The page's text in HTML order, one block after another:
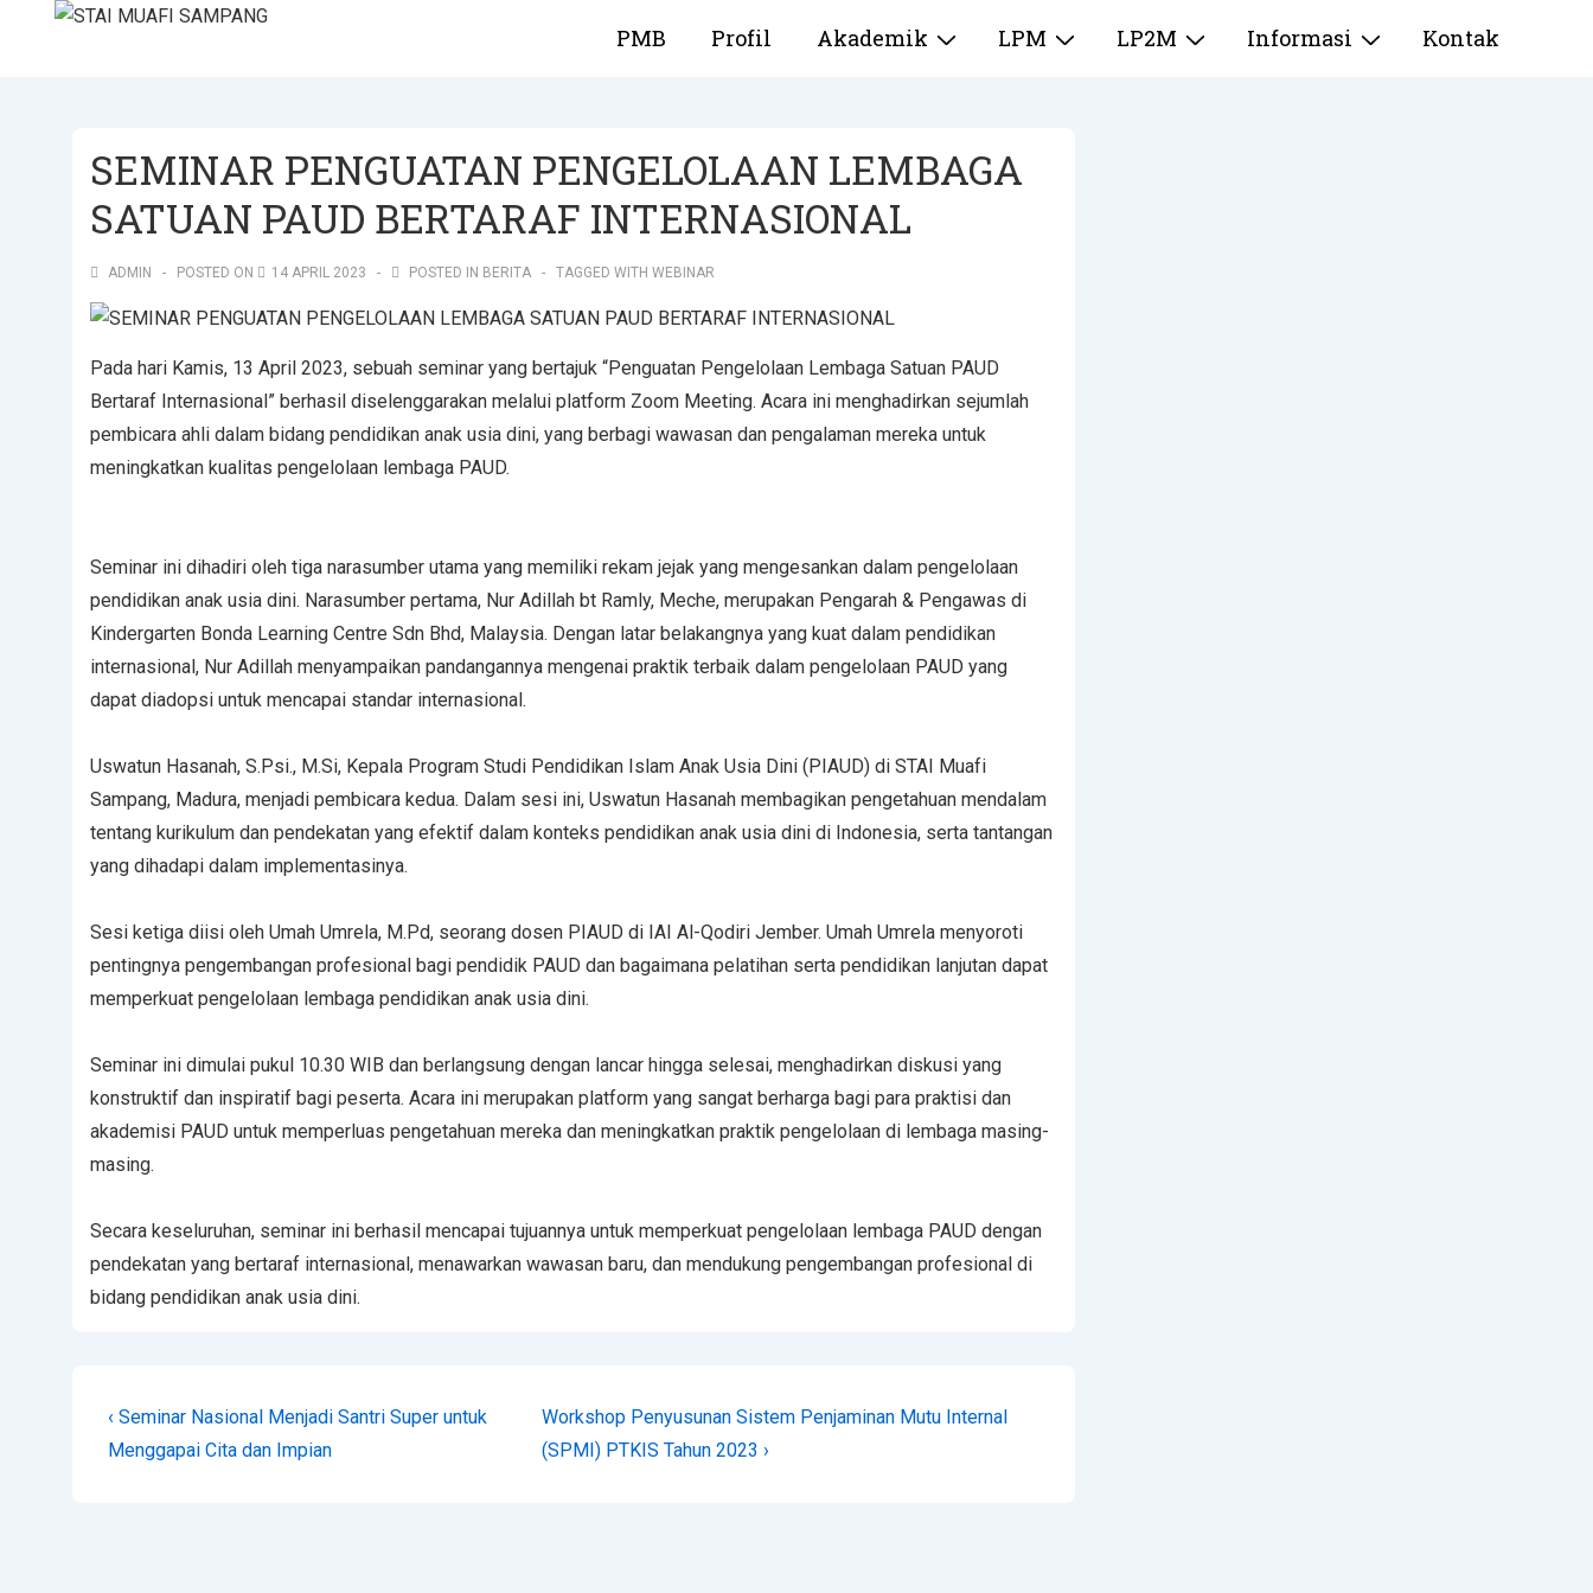
PMB Profil Akademik LPM LP2M Informasi Kontak
SEMINAR PENGUATAN PENGELOLAAN LEMBAGA
SATUAN PAUD BERTARAF INTERNASIONAL
ADMIN POSTED ON 14 APRIL 2023 POSTED IN BERITA TAGGED WITH WEBINAR
Pada hari Kamis, 13 April 2023, sebuah seminar yang bertajuk “Penguatan Pengelolaan Lembaga Satuan PAUD
Bertaraf Internasional” berhasil diselenggarakan melalui platform Zoom Meeting. Acara ini menghadirkan sejumlah
pembicara ahli dalam bidang pendidikan anak usia dini, yang berbagi wawasan dan pengalaman mereka untuk
meningkatkan kualitas pengelolaan lembaga PAUD.
Seminar ini dihadiri oleh tiga narasumber utama yang memiliki rekam jejak yang mengesankan dalam pengelolaan
pendidikan anak usia dini. Narasumber pertama, Nur Adillah bt Ramly, Meche, merupakan Pengarah & Pengawas di
Kindergarten Bonda Learning Centre Sdn Bhd, Malaysia. Dengan latar belakangnya yang kuat dalam pendidikan
internasional, Nur Adillah menyampaikan pandangannya mengenai praktik terbaik dalam pengelolaan PAUD yang
dapat diadopsi untuk mencapai standar internasional.
Uswatun Hasanah, S.Psi., M.Si, Kepala Program Studi Pendidikan Islam Anak Usia Dini (PIAUD) di STAI Muafi
Sampang, Madura, menjadi pembicara kedua. Dalam sesi ini, Uswatun Hasanah membagikan pengetahuan mendalam
tentang kurikulum dan pendekatan yang efektif dalam konteks pendidikan anak usia dini di Indonesia, serta tantangan
yang dihadapi dalam implementasinya.
Sesi ketiga diisi oleh Umah Umrela, M.Pd, seorang dosen PIAUD di IAI Al-Qodiri Jember. Umah Umrela menyoroti
pentingnya pengembangan profesional bagi pendidik PAUD dan bagaimana pelatihan serta pendidikan lanjutan dapat
memperkuat pengelolaan lembaga pendidikan anak usia dini.
Seminar ini dimulai pukul 10.30 WIB dan berlangsung dengan lancar hingga selesai, menghadirkan diskusi yang
konstruktif dan inspiratif bagi peserta. Acara ini merupakan platform yang sangat berharga bagi para praktisi dan
akademisi PAUD untuk memperluas pengetahuan mereka dan meningkatkan praktik pengelolaan di lembaga masing-
masing.
Secara keseluruhan, seminar ini berhasil mencapai tujuannya untuk memperkuat pengelolaan lembaga PAUD dengan
pendekatan yang bertaraf internasional, menawarkan wawasan baru, dan mendukung pengembangan profesional di
bidang pendidikan anak usia dini.
‹ Seminar Nasional Menjadi Santri Super untuk
Menggapai Cita dan Impian
Workshop Penyusunan Sistem Penjaminan Mutu Internal
(SPMI) PTKIS Tahun 2023 ›